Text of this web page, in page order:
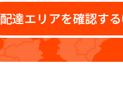
配達エリアを確認する